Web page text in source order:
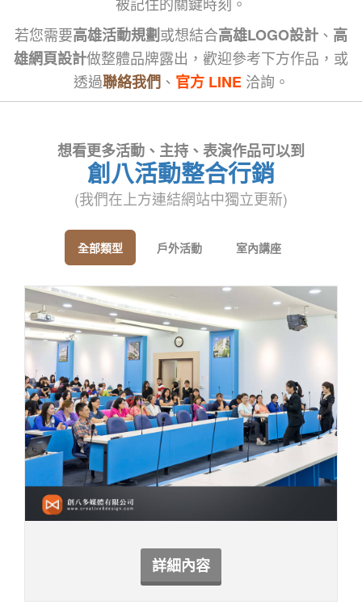
若您需要高雄活動規劃或想結合高雄LOGO設計 、 高
雄網頁設計做整體品牌露出，歡迎參考下方作品，或
透過聯絡我們、 官方 LINE洽詢。
想看更多活動、主持、表演作品可以到
創八活動整合行銷
(我們在上方連結網站中獨立更新)
全部類型 戶外活動 室內講座
詳細內容